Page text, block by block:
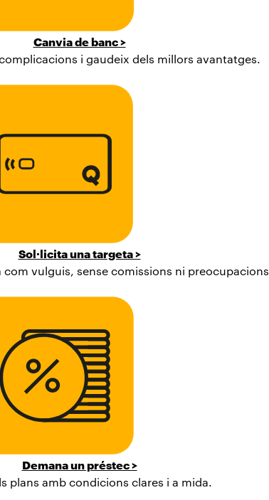
Canvia de banc >
i gaudeix dels millors avantatges.
Sol·licita una targeta >
vulguis, sense comissions ni preocupacions.
Demana un préstec >
plans amb condicions clares i a mida.